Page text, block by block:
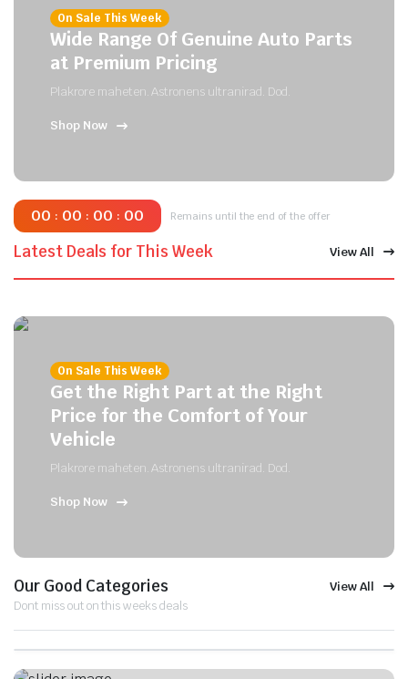
On Sale This Week
Wide Range Of Genuine Auto Parts
at Premium Pricing
Plakrore maheten. Astronens ultranirad. Dod.
Shop Now
Latest Deals for This Week
00 : 00 : 00 : 00 Remains until the end of the offer
View All
On Sale This Week
Get the Right Part at the Right
Price for the Comfort of Your
Vehicle
Plakrore maheten. Astronens ultranirad. Dod.
Shop Now
Our Good Categories
Dont miss out on this weeks deals
View All